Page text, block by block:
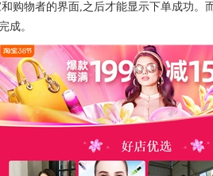
购物者的界面,之后才能显示下单成功。
成。